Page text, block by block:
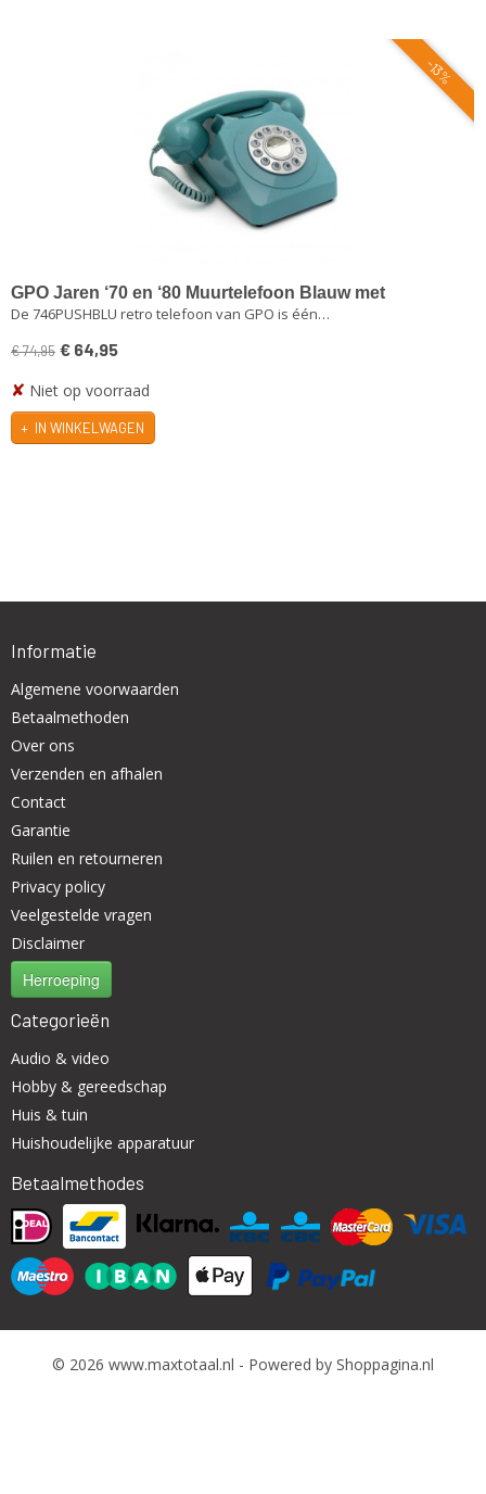
-13%
GPO Jaren ‘70 en ‘80 Muurtelefoon Blauw met
Druktoetsbediening
De 746PUSHBLU retro telefoon van GPO is één…
€ 74,95 € 64,95
✘ Niet op voorraad
IN WINKELWAGEN
Informatie
Algemene voorwaarden
Betaalmethoden
Over ons
Verzenden en afhalen
Contact
Garantie
Ruilen en retourneren
Privacy policy
Veelgestelde vragen
Disclaimer
Herroeping
Categorieën
Audio & video
Hobby & gereedschap
Huis & tuin
Huishoudelijke apparatuur
Betaalmethodes
© 2026 www.maxtotaal.nl - Powered by Shoppagina.nl